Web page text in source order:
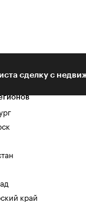
край